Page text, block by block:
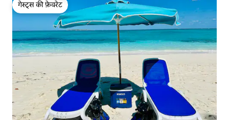
गेस्ट्स की फ़ेवरेट
गेस्ट्स की फ़ेवरेट